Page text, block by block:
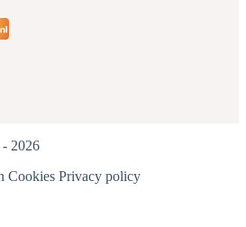
2026
Cookies Privacy policy